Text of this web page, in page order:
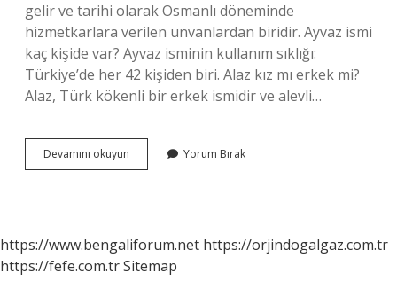
gelir ve tarihi olarak Osmanlı döneminde
hizmetkarlara verilen unvanlardan biridir. Ayvaz ismi
kaç kişide var? Ayvaz isminin kullanım sıklığı:
Türkiye’de her 42 kişiden biri. Alaz kız mı erkek mi?
Alaz, Türk kökenli bir erkek ismidir ve alevli…
Devamını okuyun
Erkek
Yorum Bırak
https://www.bengaliforum.net https://orjindogalgaz.com.tr
https://fefe.com.trSitemap